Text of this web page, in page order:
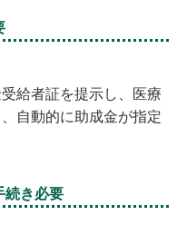
給者証を提示し、医療
自動的に助成金が指定
き必要